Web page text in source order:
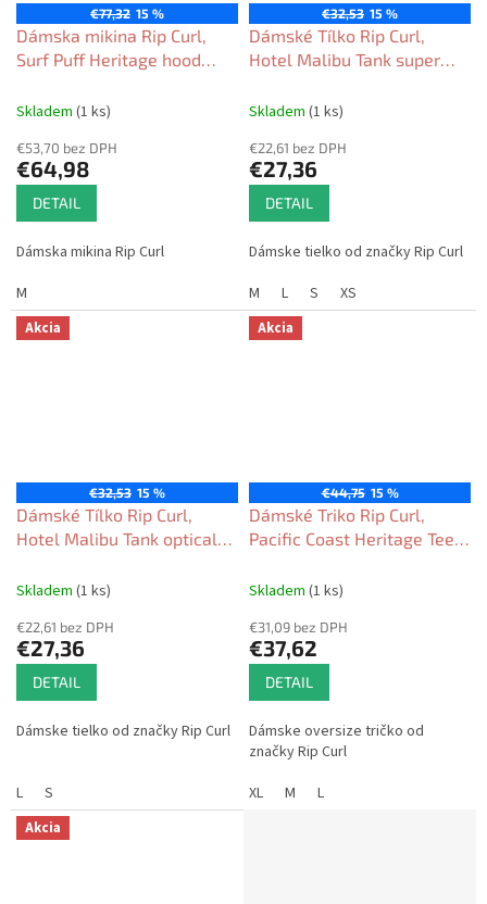
€77,32 15 %
Dámska mikina Rip Curl,
Surf Puff Heritage hood
Skladem (1 ks)
€53,70 bez DPH
€64,98
DETAIL
Dámska mikina Rip Curl
M
€32,53 15 %
Dámské Tílko Rip Curl,
Hotel Malibu Tank super
Skladem (1 ks)
€22,61 bez DPH
€27,36
DETAIL
Dámske tielko od značky Rip Curl
M
L S XS
Akcia
€32,53 15 %
Dámské Tílko Rip Curl,
Hotel Malibu Tank optical
Skladem (1 ks)
€22,61 bez DPH
€27,36
DETAIL
Dámske tielko od značky Rip Curl
L S
Akcia
€44,75 15 %
Dámské Triko Rip Curl,
Pacific Coast Heritage Tee
Skladem (1 ks)
€31,09 bez DPH
€37,62
DETAIL
Dámske oversize tričko od
značky Rip Curl
XL
M L
Akcia